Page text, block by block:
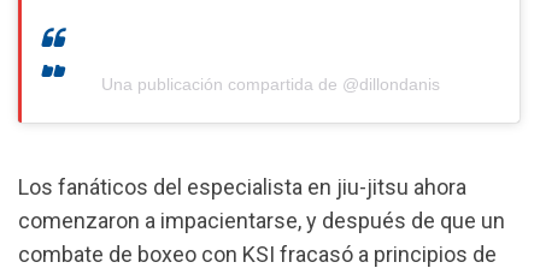
Una publicación compartida de @dillondanis
Los fanáticos del especialista en jiu-jitsu ahora
comenzaron a impacientarse, y después de que un
combate de boxeo con KSI fracasó a principios de